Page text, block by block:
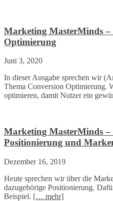
Marketing MasterMinds –
Optimierung
Juni 3, 2020
In dieser Ausgabe sprechen wir
Thema Conversion Optimierung.
optimieren, damit Nutzer ein
Marketing MasterMinds –
Positionierung und
Dezember 16, 2019
Heute sprechen wir über die
dazugehörige Positionierung.
Beispiel. [… mehr]